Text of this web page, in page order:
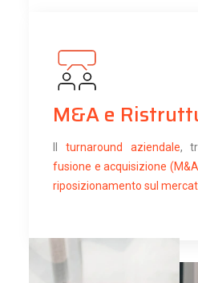
M&A e
turnaround aziendale,
fusione e acquisizione
riposizionamento sul